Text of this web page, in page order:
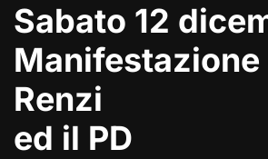
Sabato 12
Renzi
ed il PD